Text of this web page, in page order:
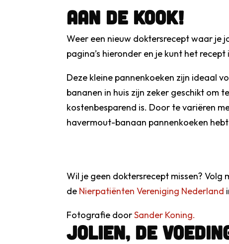
Aan de kook!
Weer een nieuw doktersrecept waar je
pagina’s hieronder en je kunt het
Deze kleine pannenkoeken zijn ideaal
bananen in huis zijn zeker geschikt om
kostenbesparend is. Door te variëren
havermout-banaan pannenkoeken
Wil je geen doktersrecept missen? Volg
de Nierpatiënten Vereniging Nederland
Fotografie doorSander Koning.
Jolien, de